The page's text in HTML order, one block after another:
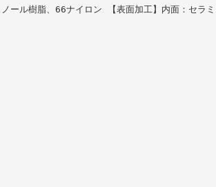
ール樹脂、66ナイロン 【表面加工】内面：セラ